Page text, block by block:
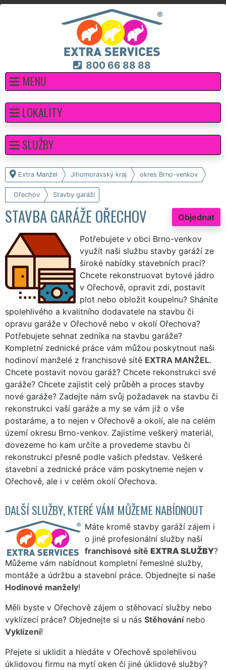
800 66 88 88
MENU
Extra Manžel Jihomoravský kraj okres Brno-venkov
Ořechov Stavby garáží
Objednat
STAVBA GARÁŽE OŘECHOV
Potřebujete v obci Brno-venkov
využít naši službu stavby garáží ze
široké nabídky stavebních prací?
Chcete rekonstruovat bytové jádro
v Ořechově, opravit zdi, postavit
plot nebo obložit koupelnu? Sháníte
spolehlivého a kvalitního dodavatele na stavbu či
opravu garáže v Ořechově nebo v okolí Ořechova?
Potřebujete sehnat zedníka na stavbu garáže?
Kompletní zednické práce vám můžou poskytnout naši
hodinoví manželé z franchisové sítě EXTRA MANŽEL.
Chcete postavit novou garáž? Chcete rekonstrukci své
garáže? Chcete zajistit celý průběh a proces stavby
nové garáže? Zadejte nám svůj požadavek na stavbu či
rekonstrukci vaší garáže a my se vám již o vše
postaráme, a to nejen v Ořechově a okolí, ale na celém
území okresu Brno-venkov. Zajistíme veškerý materiál,
dovezeme ho kam určíte a provedeme stavbu či
rekonstrukci přesně podle vašich představ. Veškeré
stavební a zednické práce vám poskytneme nejen v
Ořechově, ale i v celém okolí Ořechova.
DALŠÍ SLUŽBY, KTERÉ VÁM MŮŽEME NABÍDNOUT
Máte kromě stavby garáží zájem i
o jiné profesionální služby naší
franchisové sítě EXTRA SLUŽBY?
Můžeme vám nabídnout kompletní řemeslné služby,
montáže a údržbu a stavební práce. Objednejte si naše
Hodinové manžely!
Měli byste v Ořechově zájem o stěhovací služby nebo
vyklízecí práce? Objednejte si u nás Stěhovánínebo
Vyklízení!
Přejete si uklidit a hledáte v Ořechově spolehlivou
úklidovou firmu na mytí oken či jiné úklidové služby?
LOKALITY
SLUŽBY